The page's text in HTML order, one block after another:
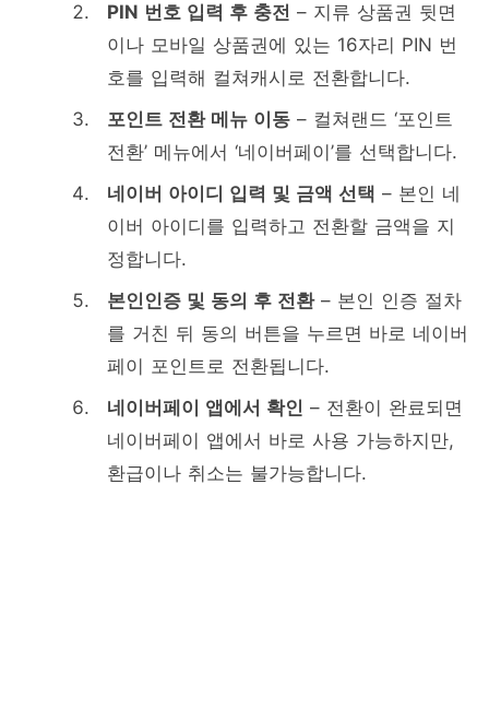
PIN 번호 입력 후 충전 – 지류 상품권 뒷면
이나 모바일 상품권에 있는 16자리 PIN 번
호를 입력해 컬쳐캐시로 전환합니다.
포인트 전환 메뉴 이동– 컬쳐랜드 ‘포인트
전환’ 메뉴에서 ‘네이버페이’를 선택합니다.
네이버 아이디 입력 및 금액 선택 – 본인 네
이버 아이디를 입력하고 전환할 금액을 지
정합니다.
본인인증 및 동의 후 전환– 본인 인증 절차
를 거친 뒤 동의 버튼을 누르면 바로 네이버
페이 포인트로 전환됩니다.
네이버페이 앱에서 확인 – 전환이 완료되면
네이버페이 앱에서 바로 사용 가능하지만,
환급이나 취소는 불가능합니다.